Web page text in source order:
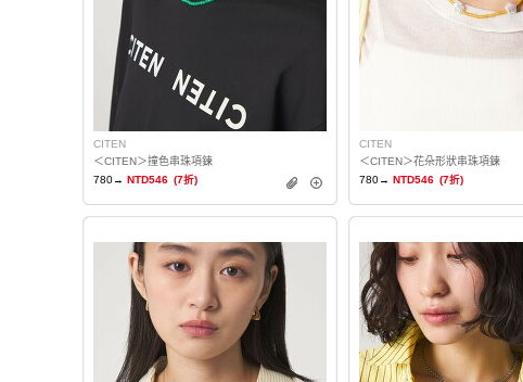
CITEN
＜CITEN＞撞色串珠項鍊
780→ NTD546 (7折)
CITEN
＜CITEN＞花朵形狀串珠項鍊
780→ NTD546 (7折)